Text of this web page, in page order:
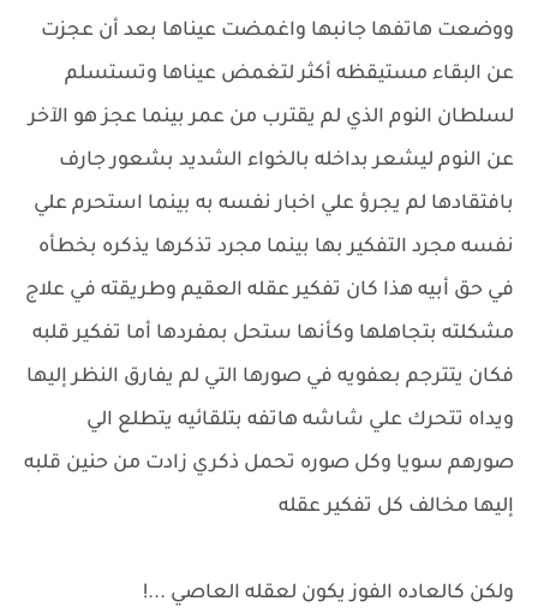
ووضعت هاتفها جانبها واغمضت عيناها بعد أن عجزت
عن البقاء مستيقظه أكثر لتغمض عيناها وتستسلم
لسلطان النوم الذي لم يقترب من عمر بينما عجز هو الآخر
عن النوم ليشعر بداخله بالخواء الشديد بشعور جارف
بافتقادها لم يجرؤ علي اخبار نفسه به بينما استحرم علي
نفسه مجرد التفكير بها بينما مجرد تذكرها يذكره بخطأه
في حق أبيه هذا كان تفكير عقله العقيم وطريقته في علاج
مشكلته بتجاهلها وكأنها ستحل بمفردها أما تفكير قلبه
فكان يتترجم بعفويه في صورها التي لم يفارق النظر إليها
ويداه تتحرك علي شاشه هاتفه بتلقائيه يتطلع الي
صورهم سويا وكل صوره تحمل ذكري زادت من حنين قلبه
إليها مخالف كل تفكير عقله
ولكن كالعاده الفوز يكون لعقله العاصي ...!